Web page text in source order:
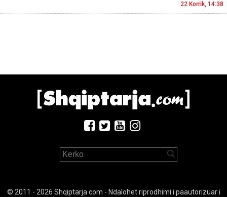
22 Korrik, 14:38
© 2011 - 2026 Shqiptarja.com - Ndalohet riprodhimi i paautorizuar i